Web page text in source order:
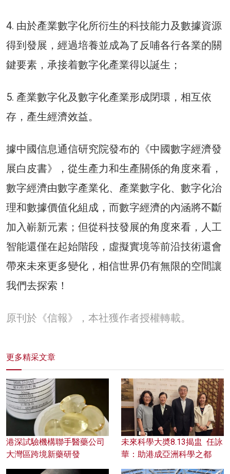
4. 由於產業數字化所衍生的科技能力及數據資源
得到發展，經過培養並成為了反哺各行各業的關
鍵要素，承接着數字化產業得以誕生；
5. 產業數字化及數字化產業形成閉環，相互依
存，產生經濟效益。
據中國信息通信研究院發布的《中國數字經濟發
展白皮書》，從生產力和生產關係的角度來看，
數字經濟由數字產業化、產業數字化、數字化治
理和數據價值化組成，而數字經濟的內涵將不斷
加入嶄新元素；但從科技發展的角度來看，人工
智能還僅在起始階段，虛擬實境等前沿技術還會
帶來未來更多變化，相信世界仍有無限的空間讓
我們去探索！
原刊於《信報》，本社獲作者授權轉載。
更多精采文章
港深試驗機構聯手醫藥公司
大灣區跨境新藥研發
未來科學大奬8.13揭盅 任詠
華：助港成亞洲科學之都